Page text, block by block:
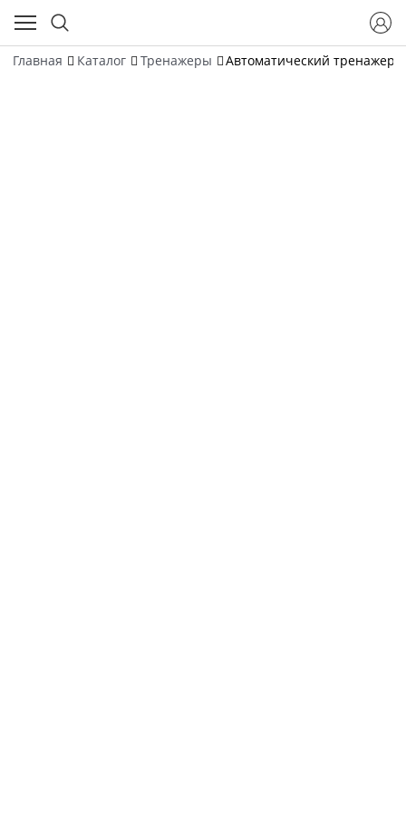
Главная Каталог Тренажеры Автоматический тренажер